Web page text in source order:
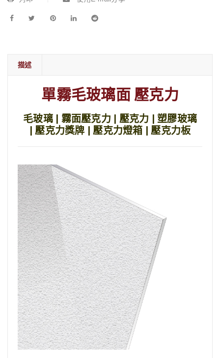
描述
單霧毛玻璃面 壓克力
毛玻璃 | 霧面壓克力 | 壓克力 | 塑膠玻璃
| 壓克力獎牌 | 壓克力燈箱 | 壓克力板